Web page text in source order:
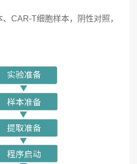
CAR-T细胞样本，阴性对照，